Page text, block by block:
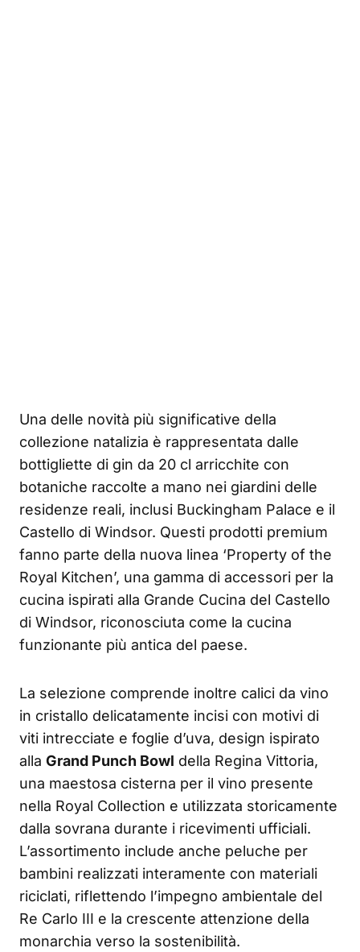
Una delle novità più significative della
collezione natalizia è rappresentata dalle
bottigliette di gin da 20 cl arricchite con
botaniche raccolte a mano nei giardini delle
residenze reali, inclusi Buckingham Palace e il
Castello di Windsor. Questi prodotti premium
fanno parte della nuova linea ‘Property of the
Royal Kitchen’, una gamma di accessori per la
cucina ispirati alla Grande Cucina del Castello
di Windsor, riconosciuta come la cucina
funzionante più antica del paese.
La selezione comprende inoltre calici da vino
in cristallo delicatamente incisi con motivi di
viti intrecciate e foglie d’uva, design ispirato
alla Grand Punch Bowl della Regina Vittoria,
una maestosa cisterna per il vino presente
nella Royal Collection e utilizzata storicamente
dalla sovrana durante i ricevimenti ufficiali.
L’assortimento include anche peluche per
bambini realizzati interamente con materiali
riciclati, riflettendo l’impegno ambientale del
Re Carlo III e la crescente attenzione della
monarchia verso la sostenibilità.